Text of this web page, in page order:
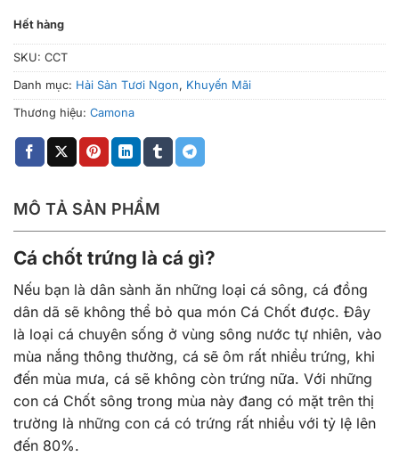
Hết hàng
SKU: CCT
Danh mục: Hải Sản Tươi Ngon, Khuyến Mãi
Thương hiệu: Camona
MÔ TẢ SẢN PHẨM
Cá chốt trứng là cá gì?
Nếu bạn là dân sành ăn những loại cá sông, cá đồng
dân dã sẽ không thể bỏ qua món Cá Chốt được. Đây
là loại cá chuyên sống ở vùng sông nước tự nhiên, vào
mùa nắng thông thường, cá sẽ ôm rất nhiều trứng, khi
đến mùa mưa, cá sẽ không còn trứng nữa. Với những
con cá Chốt sông trong mùa này đang có mặt trên thị
trường là những con cá có trứng rất nhiều với tỷ lệ lên
đến 80%.